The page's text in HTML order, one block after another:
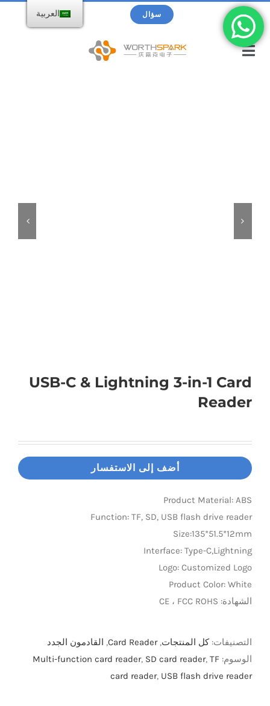
تخطى
الى
المحتوى
سؤال
بحث
عن:
تبديل
Audio/Video Converter
Multi-Function Hub
Stylus Pen
Card Reader
 
USB-C & Lightning 3-in-1 Card
Reader
أضف إلى الاستفسار
Product Material: ABS
Function: TF, SD, USB flash drive reader
Size:135*51.5*12mm
Interface: Type-C,Lightning
Logo: Customized Logo
Product Color: White
الشهادة: CE ، FCC ROHS
التصنيفات:كل المنتجات,
Card Reader
, القادمون الجدد
الوسوم:
Multi-function card reader, SD card reader, TF
card reader, USB flash drive reader
العربية